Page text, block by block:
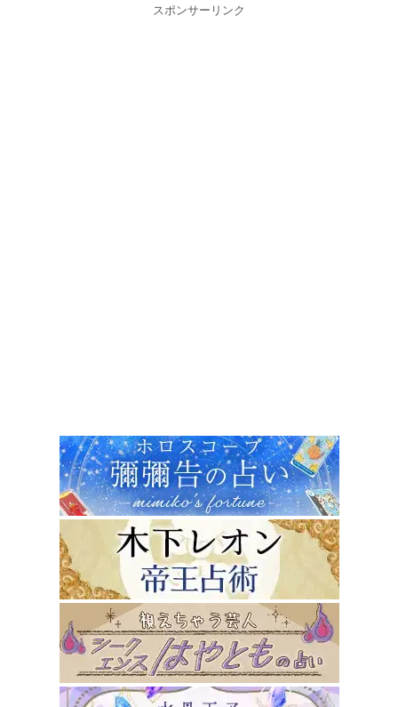
スポンサーリンク